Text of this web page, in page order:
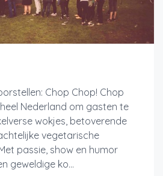
Chop Chop! Chop
Nederland om gasten te
wokjes, betoverende
vegetarische
passie, show en humor
geweldige ko...